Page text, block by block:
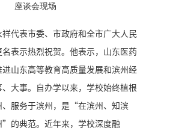
座谈会现场
祥代表市委、市政府和全市广大人民
表示热烈祝贺。他表示，山东医药
山东高等教育高质量发展和滨州经
大事。自办学以来，学校始终植根
、服务于滨州，是“在滨州、知滨
”的典范。近年来，学校深度融